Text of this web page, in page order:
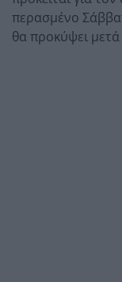
περασμένο
θα προκύψει